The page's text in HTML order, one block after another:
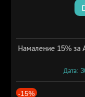
Намаление 15% за
Дата:
-15%